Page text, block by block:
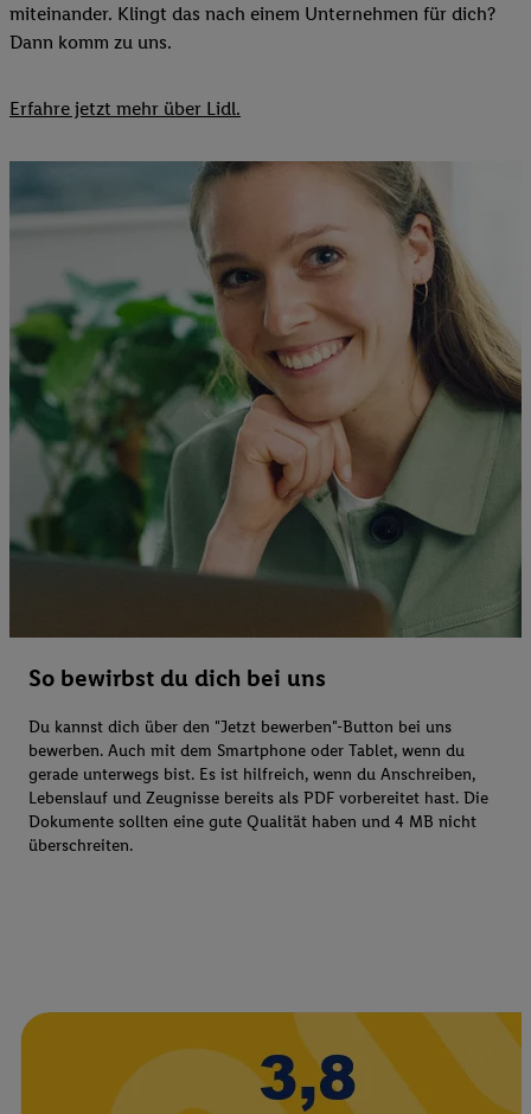
miteinander. Klingt das nach einem Unternehmen für dich?
Dann komm zu uns.​
Erfahre jetzt mehr über Lidl.
So bewirbst du dich bei uns
Du kannst dich über den "Jetzt bewerben"-Button bei uns
bewerben. Auch mit dem Smartphone oder Tablet, wenn du
gerade unterwegs bist. Es ist hilfreich, wenn du Anschreiben,
Lebenslauf und Zeugnisse bereits als PDF vorbereitet hast. Die
Dokumente sollten eine gute Qualität haben und 4 MB nicht
überschreiten.